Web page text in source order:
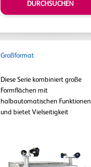
DURCHSUCHEN
Großformat
Diese Serie kombiniert große
Formflächen mit
halbautomatischen Funktionen
und bietet Vielseitigkeit